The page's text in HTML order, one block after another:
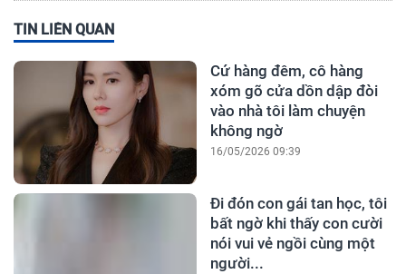
TIN LIÊN QUAN
Cứ hàng đêm, cô hàng
xóm gõ cửa dồn dập đòi
vào nhà tôi làm chuyện
không ngờ
16/05/2026 09:39
Đi đón con gái tan học, tôi
bất ngờ khi thấy con cười
nói vui vẻ ngồi cùng một
người...